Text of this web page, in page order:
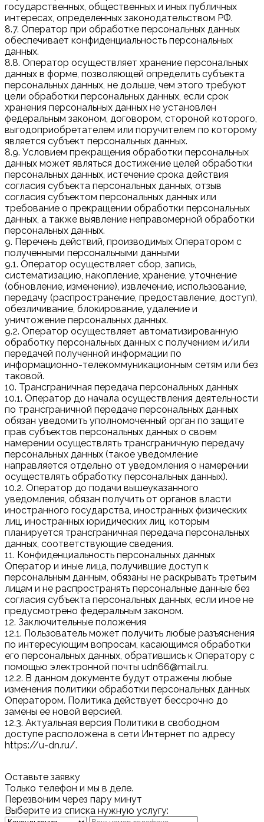
государственных, общественных и иных публичных
интересах, определенных законодательством РФ.
8.7. Оператор при обработке персональных данных
обеспечивает конфиденциальность персональных
данных.
8.8. Оператор осуществляет хранение персональных
данных в форме, позволяющей определить субъекта
персональных данных, не дольше, чем этого требуют
цели обработки персональных данных, если срок
хранения персональных данных не установлен
федеральным законом, договором, стороной которого,
выгодоприобретателем или поручителем по которому
является субъект персональных данных.
8.9. Условием прекращения обработки персональных
данных может являться достижение целей обработки
персональных данных, истечение срока действия
согласия субъекта персональных данных, отзыв
согласия субъектом персональных данных или
требование о прекращении обработки персональных
данных, а также выявление неправомерной обработки
персональных данных.
9. Перечень действий, производимых Оператором с
полученными персональными данными
9.1. Оператор осуществляет сбор, запись,
систематизацию, накопление, хранение, уточнение
(обновление, изменение), извлечение, использование,
передачу (распространение, предоставление, доступ),
обезличивание, блокирование, удаление и
уничтожение персональных данных.
9.2. Оператор осуществляет автоматизированную
обработку персональных данных с получением и/или
передачей полученной информации по
информационно-телекоммуникационным сетям или без
таковой.
10. Трансграничная передача персональных данных
10.1. Оператор до начала осуществления деятельности
по трансграничной передаче персональных данных
обязан уведомить уполномоченный орган по защите
прав субъектов персональных данных о своем
намерении осуществлять трансграничную передачу
персональных данных (такое уведомление
направляется отдельно от уведомления о намерении
осуществлять обработку персональных данных).
10.2. Оператор до подачи вышеуказанного
уведомления, обязан получить от органов власти
иностранного государства, иностранных физических
лиц, иностранных юридических лиц, которым
планируется трансграничная передача персональных
данных, соответствующие сведения.
11. Конфиденциальность персональных данных
Оператор и иные лица, получившие доступ к
персональным данным, обязаны не раскрывать третьим
лицам и не распространять персональные данные без
согласия субъекта персональных данных, если иное не
предусмотрено федеральным законом.
12. Заключительные положения
12.1. Пользователь может получить любые разъяснения
по интересующим вопросам, касающимся обработки
его персональных данных, обратившись к Оператору с
помощью электронной почты udn66@mail.ru.
12.2. В данном документе будут отражены любые
изменения политики обработки персональных данных
Оператором. Политика действует бессрочно до
замены ее новой версией.
12.3. Актуальная версия Политики в свободном
доступе расположена в сети Интернет по адресу
https://u-dn.ru/.
Оставьте заявку
Только телефон и мы в деле.
Перезвоним через пару минут
Выберите из списка нужную услугу: